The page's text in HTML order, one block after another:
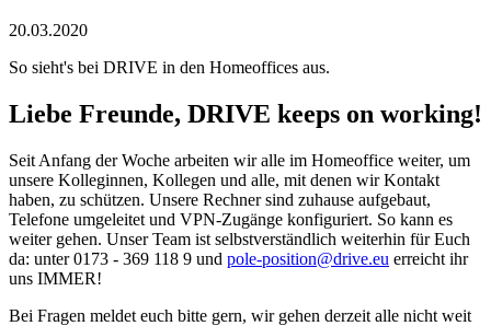
20.03.2020
So sieht's bei DRIVE in den Homeoffices aus.
Liebe Freunde, DRIVE keeps on working!
Seit Anfang der Woche arbeiten wir alle im Homeoffice weiter, um
unsere Kolleginnen, Kollegen und alle, mit denen wir Kontakt
haben, zu schützen. Unsere Rechner sind zuhause aufgebaut,
Telefone umgeleitet und VPN-Zugänge konfiguriert. So kann es
weiter gehen. Unser Team ist selbstverständlich weiterhin für Euch
da: unter 0173 - 369 118 9 und pole-position@drive.eu erreicht ihr
uns IMMER!
Bei Fragen meldet euch bitte gern, wir gehen derzeit alle nicht weit